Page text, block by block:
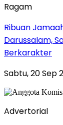
Ragam
Ribuan
Darussalam,
Berkarakter
Sabtu, 20 Sep
Advertorial